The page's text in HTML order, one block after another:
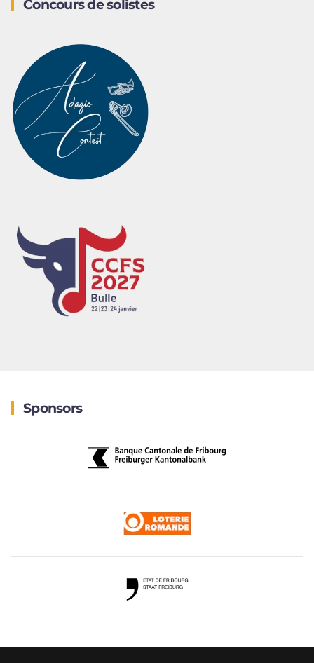
Concours de solistes
Sponsors